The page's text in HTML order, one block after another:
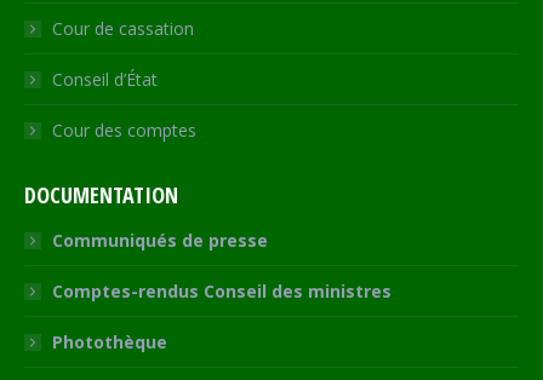
Cour de cassation
Conseil d’État
Cour des comptes
DOCUMENTATION
Communiqués de presse
Comptes-rendus Conseil des ministres
Photothèque